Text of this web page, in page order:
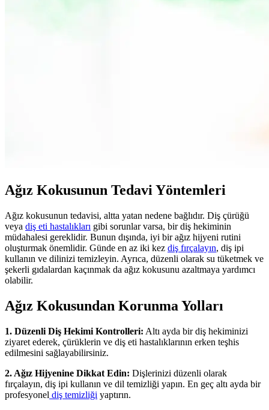
Ağız Kokusunun Tedavi Yöntemleri
Ağız kokusunun tedavisi, altta yatan nedene bağlıdır. Diş çürüğü
veya diş eti hastalıkları gibi sorunlar varsa, bir diş hekiminin
müdahalesi gereklidir. Bunun dışında, iyi bir ağız hijyeni rutini
oluşturmak önemlidir. Günde en az iki kez diş fırçalayın, diş ipi
kullanın ve dilinizi temizleyin. Ayrıca, düzenli olarak su tüketmek ve
şekerli gıdalardan kaçınmak da ağız kokusunu azaltmaya yardımcı
olabilir.
Ağız Kokusundan Korunma Yolları
1. Düzenli Diş Hekimi Kontrolleri: Altı ayda bir diş hekiminizi
ziyaret ederek, çürüklerin ve diş eti hastalıklarının erken teşhis
edilmesini sağlayabilirsiniz.
2. Ağız Hijyenine Dikkat Edin: Dişlerinizi düzenli olarak
fırçalayın, diş ipi kullanın ve dil temizliği yapın. En geç altı ayda bir
profesyonel diş temizliği yaptırın.